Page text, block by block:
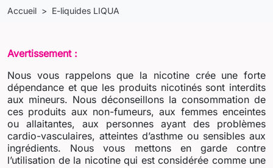
Accueil E-liquides LIQUA
Avertissement :
Nous vous rappelons que la nicotine crée une forte
dépendance et que les produits nicotinés sont interdits
aux mineurs. Nous déconseillons la consommation de
ces produits aux non-fumeurs, aux femmes enceintes
ou allaitantes, aux personnes ayant des problèmes
cardio-vasculaires, atteintes d’asthme ou sensibles aux
ingrédients. Nous vous mettons en garde contre
l’utilisation de la nicotine qui est considérée comme une